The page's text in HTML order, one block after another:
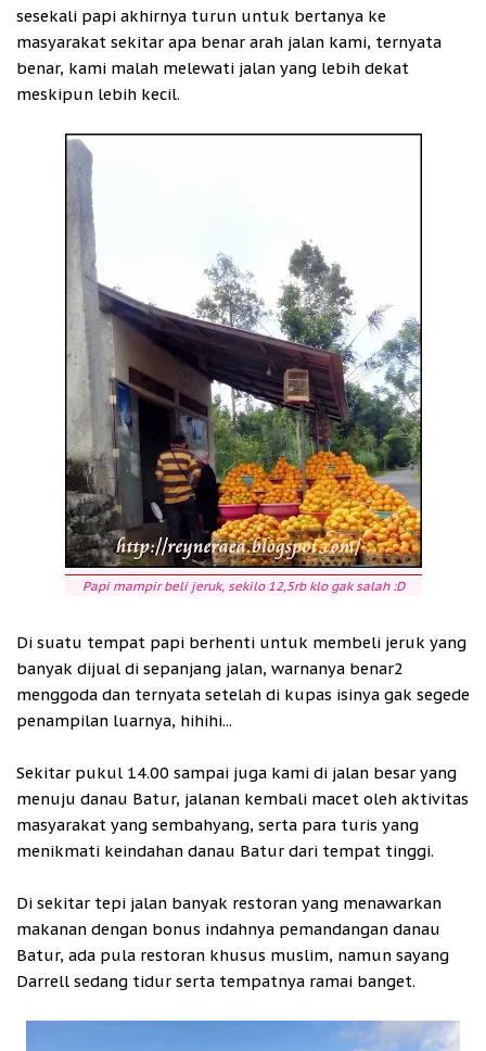
sesekali papi akhirnya turun untuk bertanya ke
masyarakat sekitar apa benar arah jalan kami, ternyata
benar, kami malah melewati jalan yang lebih dekat
meskipun lebih kecil.
Papi mampir beli jeruk, sekilo 12,5rb klo gak salah :D
Di suatu tempat papi berhenti untuk membeli jeruk yang
banyak dijual di sepanjang jalan, warnanya benar2
menggoda dan ternyata setelah di kupas isinya gak segede
penampilan luarnya, hihihi...
Sekitar pukul 14.00 sampai juga kami di jalan besar yang
menuju danau Batur, jalanan kembali macet oleh aktivitas
masyarakat yang sembahyang, serta para turis yang
menikmati keindahan danau Batur dari tempat tinggi.
Di sekitar tepi jalan banyak restoran yang menawarkan
makanan dengan bonus indahnya pemandangan danau
Batur, ada pula restoran khusus muslim, namun sayang
Darrell sedang tidur serta tempatnya ramai banget.